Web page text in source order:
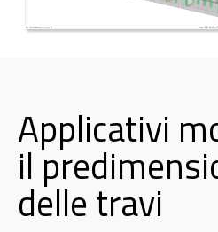
Applicativi
il
delle travi